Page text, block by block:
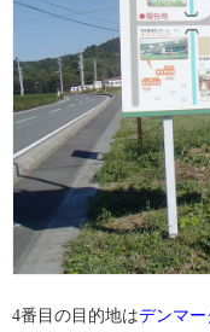
4番目の目的地はデンマ